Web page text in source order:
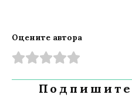
Оцените автора